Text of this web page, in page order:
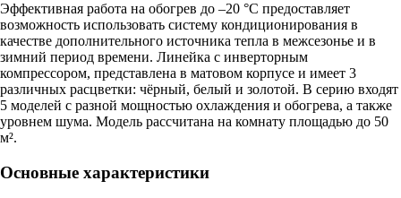
Эффективная работа на обогрев до –20 °С предоставляет
возможность использовать систему кондиционирования в
качестве дополнительного источника тепла в межсезонье и в
зимний период времени. Линейка с инверторным
компрессором, представлена в матовом корпусе и имеет 3
различных расцветки: чёрный, белый и золотой. В cерию входят
5 моделей с разной мощностью охлаждения и обогрева, а также
уровнем шума. Модель рассчитана на комнату площадью до 50
м².
Основные характеристики